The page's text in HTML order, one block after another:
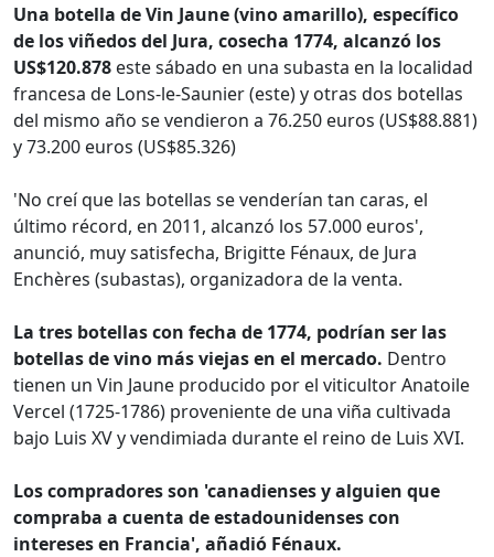
Una botella de Vin Jaune (vino amarillo), específico
de los viñedos del Jura, cosecha 1774, alcanzó los
US$120.878 este sábado en una subasta en la localidad
francesa de Lons-le-Saunier (este) y otras dos botellas
del mismo año se vendieron a 76.250 euros (US$88.881)
y 73.200 euros (US$85.326)
'No creí que las botellas se venderían tan caras, el
último récord, en 2011, alcanzó los 57.000 euros',
anunció, muy satisfecha, Brigitte Fénaux, de Jura
Enchères (subastas), organizadora de la venta.
La tres botellas con fecha de 1774, podrían ser las
botellas de vino más viejas en el mercado. Dentro
tienen un Vin Jaune producido por el viticultor Anatoile
Vercel (1725-1786) proveniente de una viña cultivada
bajo Luis XV y vendimiada durante el reino de Luis XVI.
Los compradores son 'canadienses y alguien que
compraba a cuenta de estadounidenses con
intereses en Francia', añadió Fénaux.